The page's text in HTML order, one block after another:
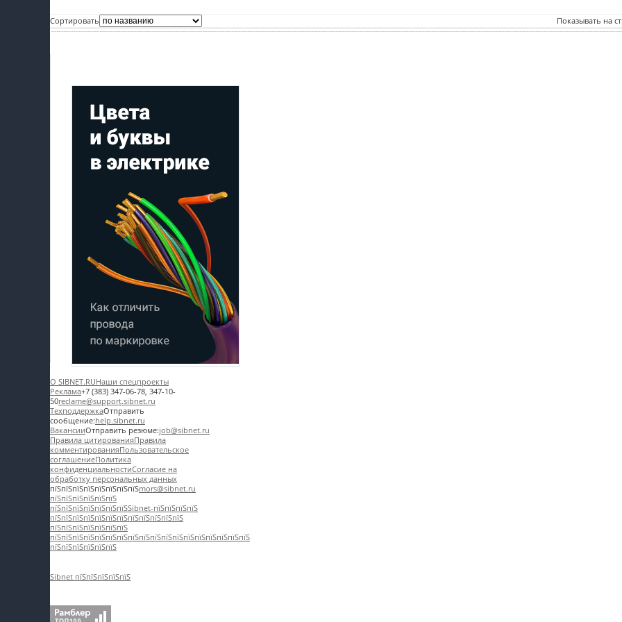
пїЅпїЅпїЅ
пїЅпїЅпїЅ пїЅпїЅпїЅпїЅпїЅ
пїЅпїЅпїЅ пїЅпїЅпїЅпїЅпїЅпїЅ
пїЅпїЅпїЅпїЅпїЅ
пїЅпїЅпїЅпїЅпїЅпїЅпїЅпїЅпїЅпїЅ
Сортировать Показывать на
О SIBNET.RUНаши спецпроекты
Реклама+7 (383) 347-06-78, 347-10-
50reclame@support.sibnet.ru
ТехподдержкаОтправить
сообщение:help.sibnet.ru
ВакансииОтправить резюме:job@sibnet.ru
Правила цитированияПравила
комментированияПользовательское
соглашениеПолитика
конфиденциальностиСогласие на
обработку персональных данных
пїЅпїЅпїЅпїЅпїЅпїЅпїЅпїЅmors@sibnet.ru
пїЅпїЅпїЅпїЅпїЅпїЅ
пїЅпїЅпїЅпїЅпїЅпїЅпїЅSibnet-пїЅпїЅпїЅпїЅ
пїЅпїЅпїЅпїЅпїЅпїЅпїЅпїЅпїЅпїЅпїЅпїЅ
пїЅпїЅпїЅпїЅпїЅпїЅпїЅ
пїЅпїЅпїЅпїЅпїЅпїЅпїЅпїЅпїЅпїЅпїЅпїЅпїЅпїЅпїЅпїЅпїЅпїЅ
пїЅпїЅпїЅпїЅпїЅпїЅ
Sibnet пїЅпїЅпїЅпїЅпїЅ